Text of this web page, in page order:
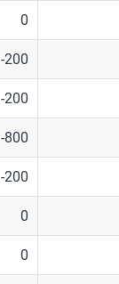
円
クローズ・MIDレ
とメキシコペソ/
0
-200
-200
-800
-200
0
0